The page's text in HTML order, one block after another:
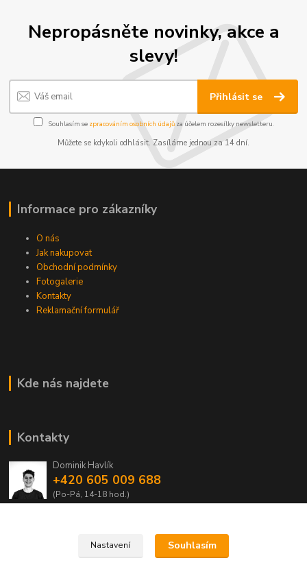
Nepropásněte novinky, akce a
slevy!
Přihlásit se
Souhlasím se zpracováním osobních údajůza účelem rozesílky newsletteru.
Můžete se kdykoli odhlásit. Zasíláme jednou za 14 dní.
Informace pro zákazníky
O nás
Jak nakupovat
Obchodní podmínky
Fotogalerie
Kontakty
Reklamační formulář
Kde nás najdete
Kontakty
Dominik Havlík
+420 605 009 688
(Po-Pá, 14-18 hod.)
Nastavení Souhlasím